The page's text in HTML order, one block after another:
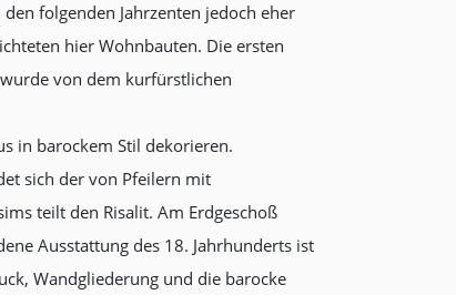
folgenden Jahrzenten jedoch eher
hier Wohnbauten. Die ersten
von dem kurfürstlichen
in barockem Stil dekorieren.
sich der von Pfeilern mit
teilt den Risalit. Am Erdgeschoß
Ausstattung des 18. Jahrhunderts ist
Wandgliederung und die barocke